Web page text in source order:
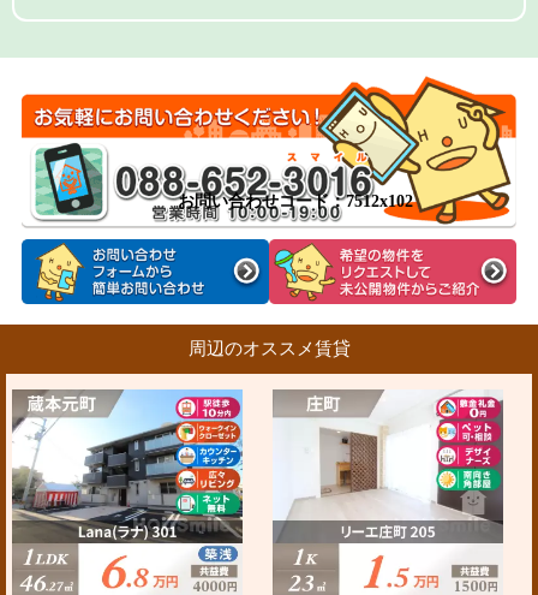
お問い合わせコード：7512x102
周辺のオススメ賃貸